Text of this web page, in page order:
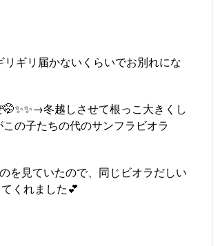
ギリ届かないくらいでお別れにな
冬越しさせて根っこ大きくし
の子たちの代のサンフラビオラ
を見ていたので、同じビオラだしい
くれました💕